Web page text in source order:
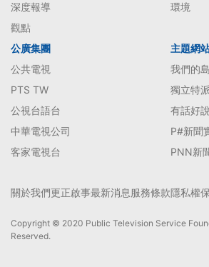
深度報導
觀點
環境
公廣集團
公共電視
PTS TW
公視台語台
中華電視公司
客家電視台
主題網
我們的島
獨立特
有話好說
P#新聞
PNN新
關於我們更正啟事最新消息服務條款隱私權
Copyright © 2020 Public Television Service
Reserved.